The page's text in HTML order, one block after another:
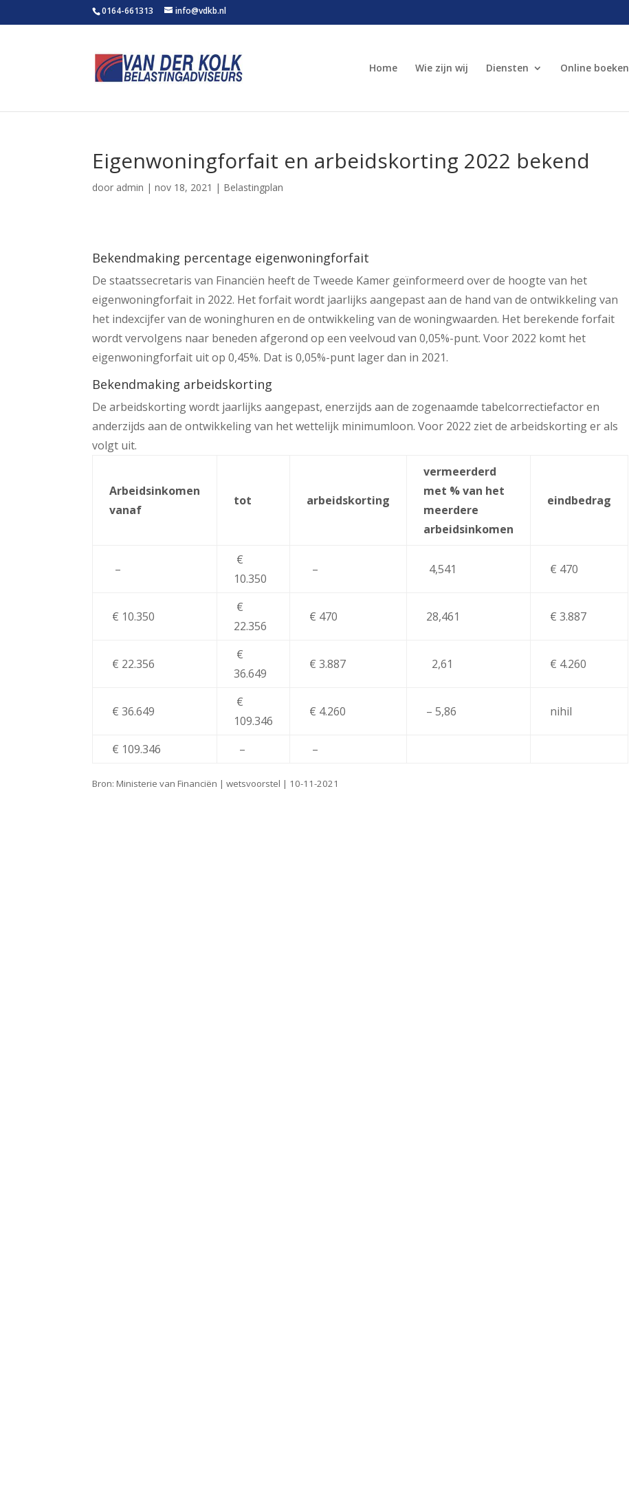
0164-661313 info@vdkb.nl
Home Wie zijn wij Diensten Online boeken
Eigenwoningforfait en arbeidskorting 2022 bekend
door admin |nov 18, 2021 | Belastingplan
Bekendmaking percentage eigenwoningforfait
De staatssecretaris van Financiën heeft de Tweede Kamer geïnformeerd over de hoogte van het
eigenwoningforfait in 2022. Het forfait wordt jaarlijks aangepast aan de hand van de ontwikkeling van
het indexcijfer van de woninghuren en de ontwikkeling van de woningwaarden. Het berekende forfait
wordt vervolgens naar beneden afgerond op een veelvoud van 0,05%-punt. Voor 2022 komt het
eigenwoningforfait uit op 0,45%. Dat is 0,05%-punt lager dan in 2021.
Bekendmaking arbeidskorting
De arbeidskorting wordt jaarlijks aangepast, enerzijds aan de zogenaamde tabelcorrectiefactor en
anderzijds aan de ontwikkeling van het wettelijk minimumloon. Voor 2022 ziet de arbeidskorting er als
volgt uit.
Arbeidsinkomen
vanaf
tot arbeidskorting
vermeerderd
met % van het
meerdere
arbeidsinkomen
eindbedrag
–
€
10.350
– 4,541 € 470
€ 10.350
€
22.356
€ 470 28,461 € 3.887
€ 22.356
€
36.649
€ 3.887 2,61 € 4.260
€ 36.649
€
109.346
€ 4.260 – 5,86 nihil
€ 109.346 – –
Bron: Ministerie van Financiën | wetsvoorstel | 10-11-2021